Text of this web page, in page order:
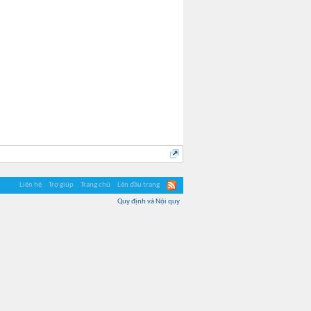
Liên hệ Trợ giúp Trang chủ Lên đầu trang
Quy định và Nội quy